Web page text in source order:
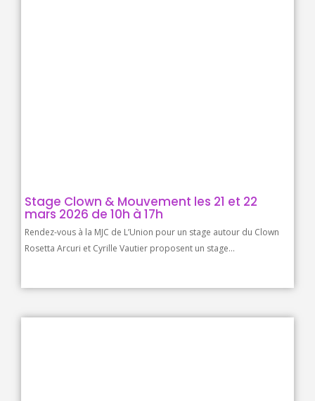
Stage Clown & Mouvement les 21 et 22
mars 2026 de 10h à 17h
Rendez-vous à la MJC de L’Union pour un stage autour du Clown
Rosetta Arcuri et Cyrille Vautier proposent un stage...